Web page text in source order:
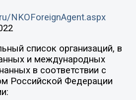
NKOForeignAgent.aspx
список организаций, в
и международных
в соответствии с
Российской Федерации